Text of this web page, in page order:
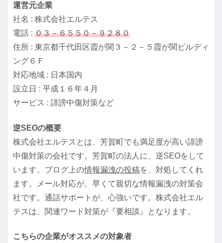
運営元企業
社名 : 株式会社エルテス
電話 : ０３－６５５０－９２８０
住所 : 東京都千代田区霞が関３－２－５霞が関ビルディ
ング６Ｆ
対応地域 : 日本国内
設立日 : 平成１６年４月
サービス : 誹謗中傷対策など
逆SEOの概要
株式会社エルテスとは、芳賀町でも満足度が高い誹謗
中傷対策の会社です。芳賀町の法人に、逆SEOをして
います。ブログ上の情報漏洩の投稿を、対処してくれ
ます。メール対応が、早くて親切な情報漏洩の対策会
社です。通話サポートが、心強いです。株式会社エル
テスは、関連ワード対策が『要相談』となります。
こちらの企業がオススメの対象者